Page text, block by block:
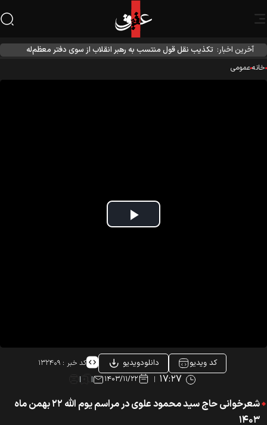
آخرین اخبار: تکذیب نقل قول منتسب به رهبر انقلاب از سوی دفتر معظم‌له
عمومی
Play
کد ویدیو دانلودویدیو کد خبر : ۱۳۲۴۰۹
۱۷:۲۷ ۱۴۰۳/۱۱/۲۲
شعرخوانی حاج سید محمود علوی در مراسم یوم الله ۲۲ بهمن ماه
۱۴۰۳